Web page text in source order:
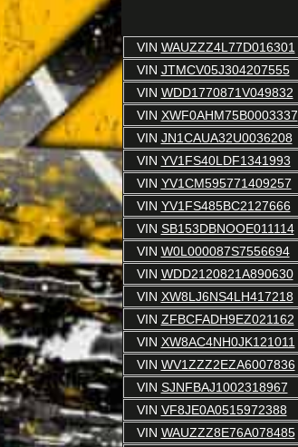
VIN WAUZZZ4L77D016301
VIN JTMCV05J304207555
VIN WDD1770871V049832
VIN XWF0AHM75B0003337
VIN JN1CAUA32U0036208
VIN YV1FS40LDF1341993
VIN YV1CM595771409257
VIN YV1FS485BC2127666
VIN SB153DBNOOE011114
VIN W0L000087S7556694
VIN WDD2120821A890630
VIN XW8LJ6NS4LH417218
VIN ZFBCFADH9EZ021162
VIN XW8AC4NH0JK121011
VIN WV1ZZZ2EZA6007836
VIN SJNFBAJ1002318967
VIN VF8JE0A0515972388
VIN WAUZZZ8E76A078485